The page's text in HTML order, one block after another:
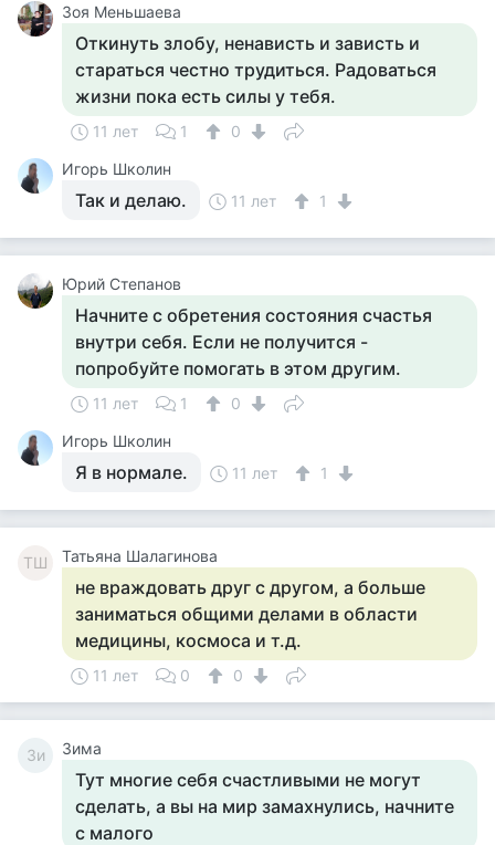
Зоя Меньшаева
Откинуть злобу, ненависть и зависть и
стараться честно трудиться. Радоваться
жизни пока есть силы у тебя.
11 лет 1
0
Игорь Школин
Так и делаю. 11 лет 1
Юрий Степанов
Начните с обретения состояния счастья
внутри себя. Если не получится -
попробуйте помогать в этом другим.
11 лет 1
0
Игорь Школин
Я в нормале. 11 лет 1
ТШ Татьяна Шалагинова
не враждовать друг с другом, а больше
заниматься общими делами в области
медицины, космоса и т.д.
11 лет 0 0
Зи Зима
Тут многие себя счастливыми не могут
сделать, а вы на мир замахнулись, начните
с малого